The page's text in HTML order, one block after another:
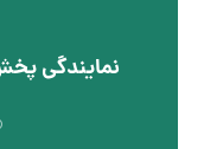
نمایندگی